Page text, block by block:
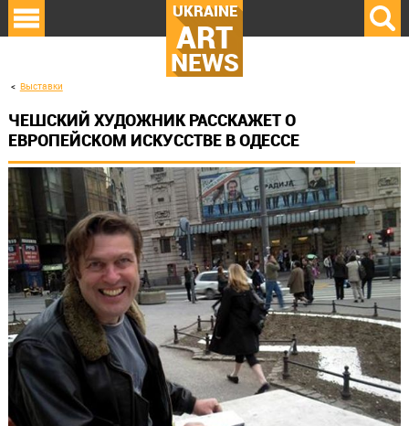
UKRAINE
ART
NEWS
Выставки
ЧЕШСКИЙ ХУДОЖНИК РАССКАЖЕТ О
ЕВРОПЕЙСКОМ ИСКУССТВЕ В ОДЕССЕ